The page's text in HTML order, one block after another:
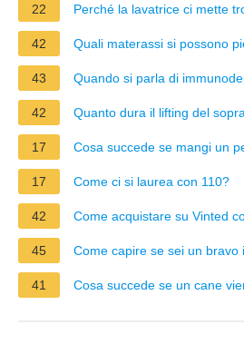
22 Perché la lavatrice ci mette
42 Quali materassi si possono
43 Quando si parla di
42 Quanto dura il lifting del
17 Cosa succede se mangi un
17 Come ci si laurea con 110?
42 Come acquistare su Vinted
45 Come capire se sei un bravo
41 Cosa succede se un cane